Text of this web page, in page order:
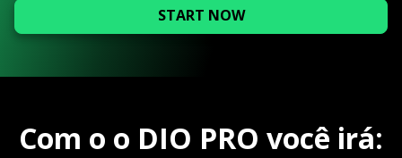
START NOW
Com o o DIO PRO você irá: